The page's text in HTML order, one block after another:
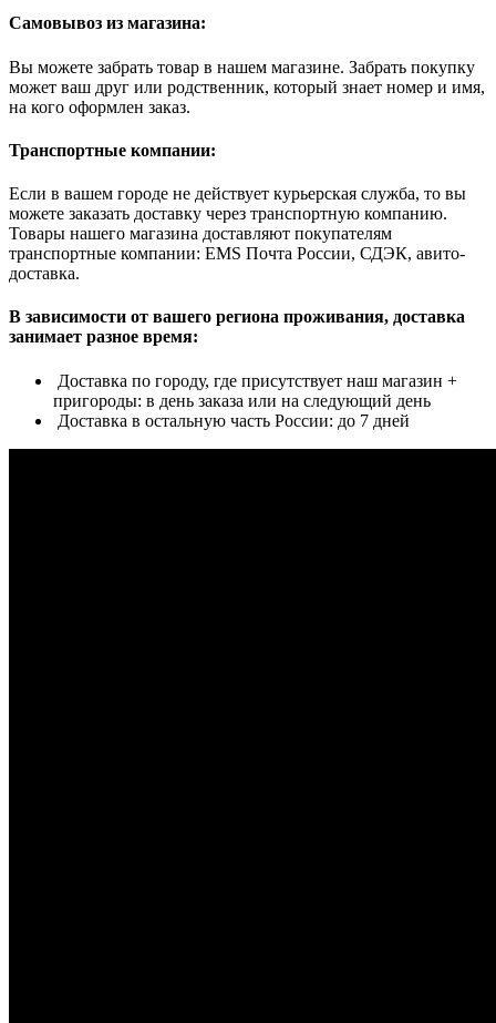
Самовывоз из магазина:
Вы можете забрать товар в нашем магазине. Забрать покупку
может ваш друг или родственник, который знает номер и имя,
на кого оформлен заказ.
Транспортные компании:
Если в вашем городе не действует курьерская служба, то вы
можете заказать доставку через транспортную компанию.
Товары нашего магазина доставляют покупателям
транспортные компании: EMS Почта России, СДЭК, авито-
доставка.
В зависимости от вашего региона проживания, доставка
занимает разное время:
Доставка по городу, где присутствует наш магазин +
пригороды: в день заказа или на следующий день
Доставка в остальную часть России: до 7 дней